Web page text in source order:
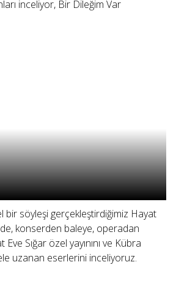
inceliyor, Bir Dileğim Var
bir söyleşi gerçekleştirdiğimiz Hayat
konserden baleye, operadan
Sığar özel yayınını ve Kübra
uzanan eserlerini inceliyoruz.